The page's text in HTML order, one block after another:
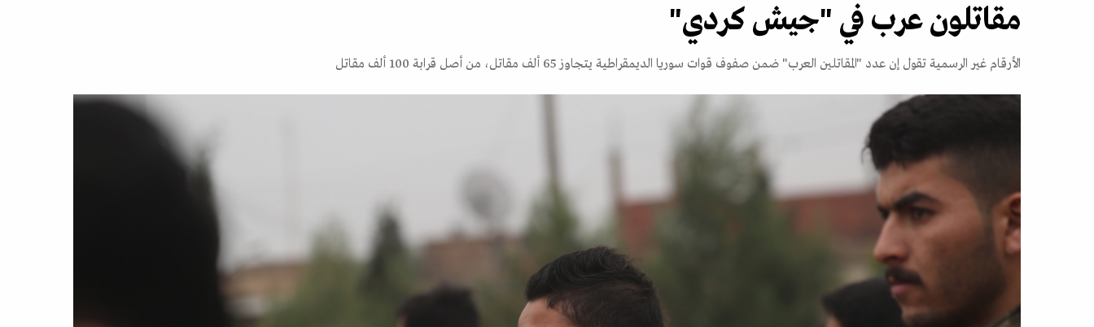
مقاتلون عرب في "جيش كردي"
الأرقام غير الرسمية تقول إن عدد "المقاتلين العرب" ضمن صفوف قوات سوريا الديمقراطية يتجاوز 65 ألف مقاتل، من أصل قرابة 100 ألف مقاتل